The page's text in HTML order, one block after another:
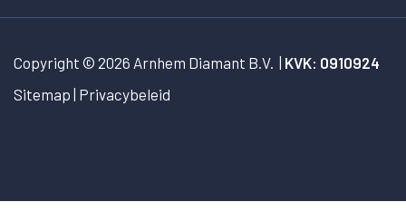
Copyright © 2026 Arnhem Diamant B.V.
KVK: 0910924
Sitemap Privacybeleid